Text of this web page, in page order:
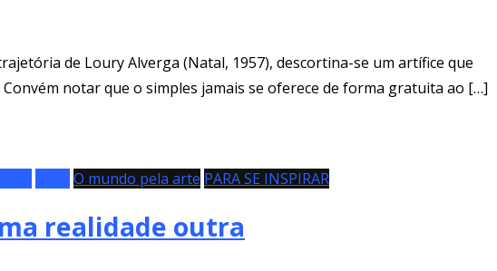
de Loury Alverga (Natal, 1957), descortina-se um artífice que
notar que o simples jamais se oferece de forma gratuita ao […]
O mundo pela arte PARA SE INSPIRAR
realidade outra